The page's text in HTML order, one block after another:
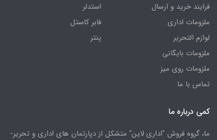
فرایند خرید و ارسال
ملزومات اداری
لوازم التحریر
ملزومات بایگانی
ملزومات روی میز
تماس با ما
استدلر
فابر کاستل
پنتر
کمی درباره ما
ما، گروه فروش "اداری لاین" متشکل از دپارتمان های اداری و تحریر-